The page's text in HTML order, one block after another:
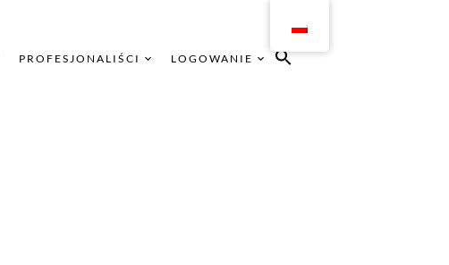
PROFESJONALIŚCI LOGOWANIE